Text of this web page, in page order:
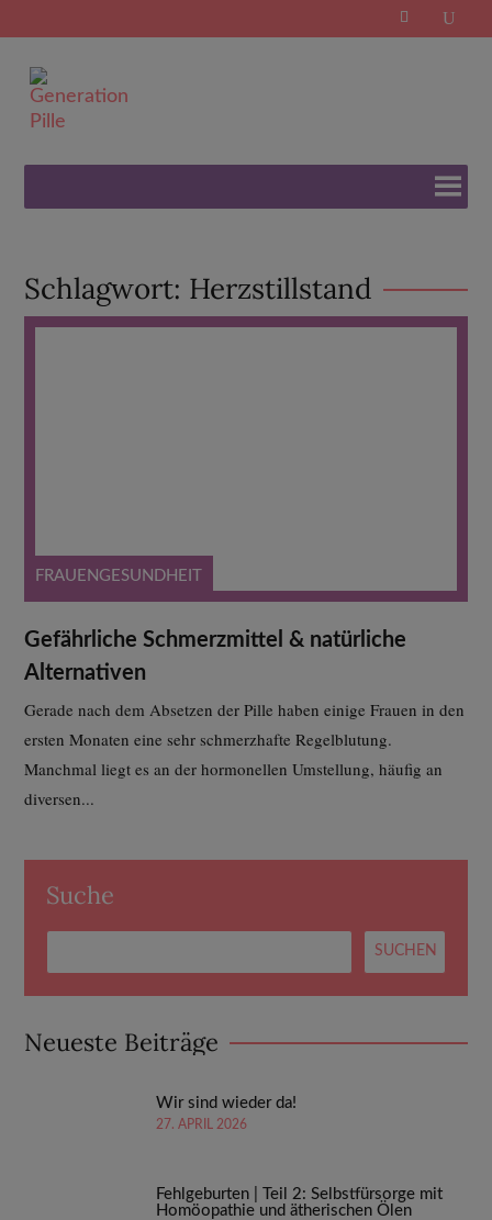
for:
Schlagwort: Herzstillstand
FRAUENGESUNDHEIT
Gefährliche Schmerzmittel & natürliche
Alternativen
Gerade nach dem Absetzen der Pille haben einige Frauen in den
ersten Monaten eine sehr schmerzhafte Regelblutung.
Manchmal liegt es an der hormonellen Umstellung, häufig an
diversen...
Suche
Neueste Beiträge
Wir sind wieder da!
27. APRIL 2026
Fehlgeburten | Teil 2: Selbstfürsorge mit
Homöopathie und ätherischen Ölen